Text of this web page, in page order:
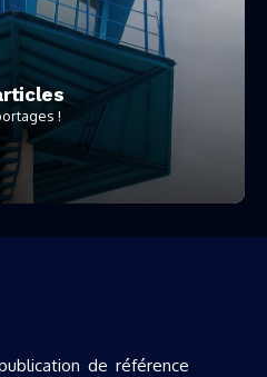
!
de référence